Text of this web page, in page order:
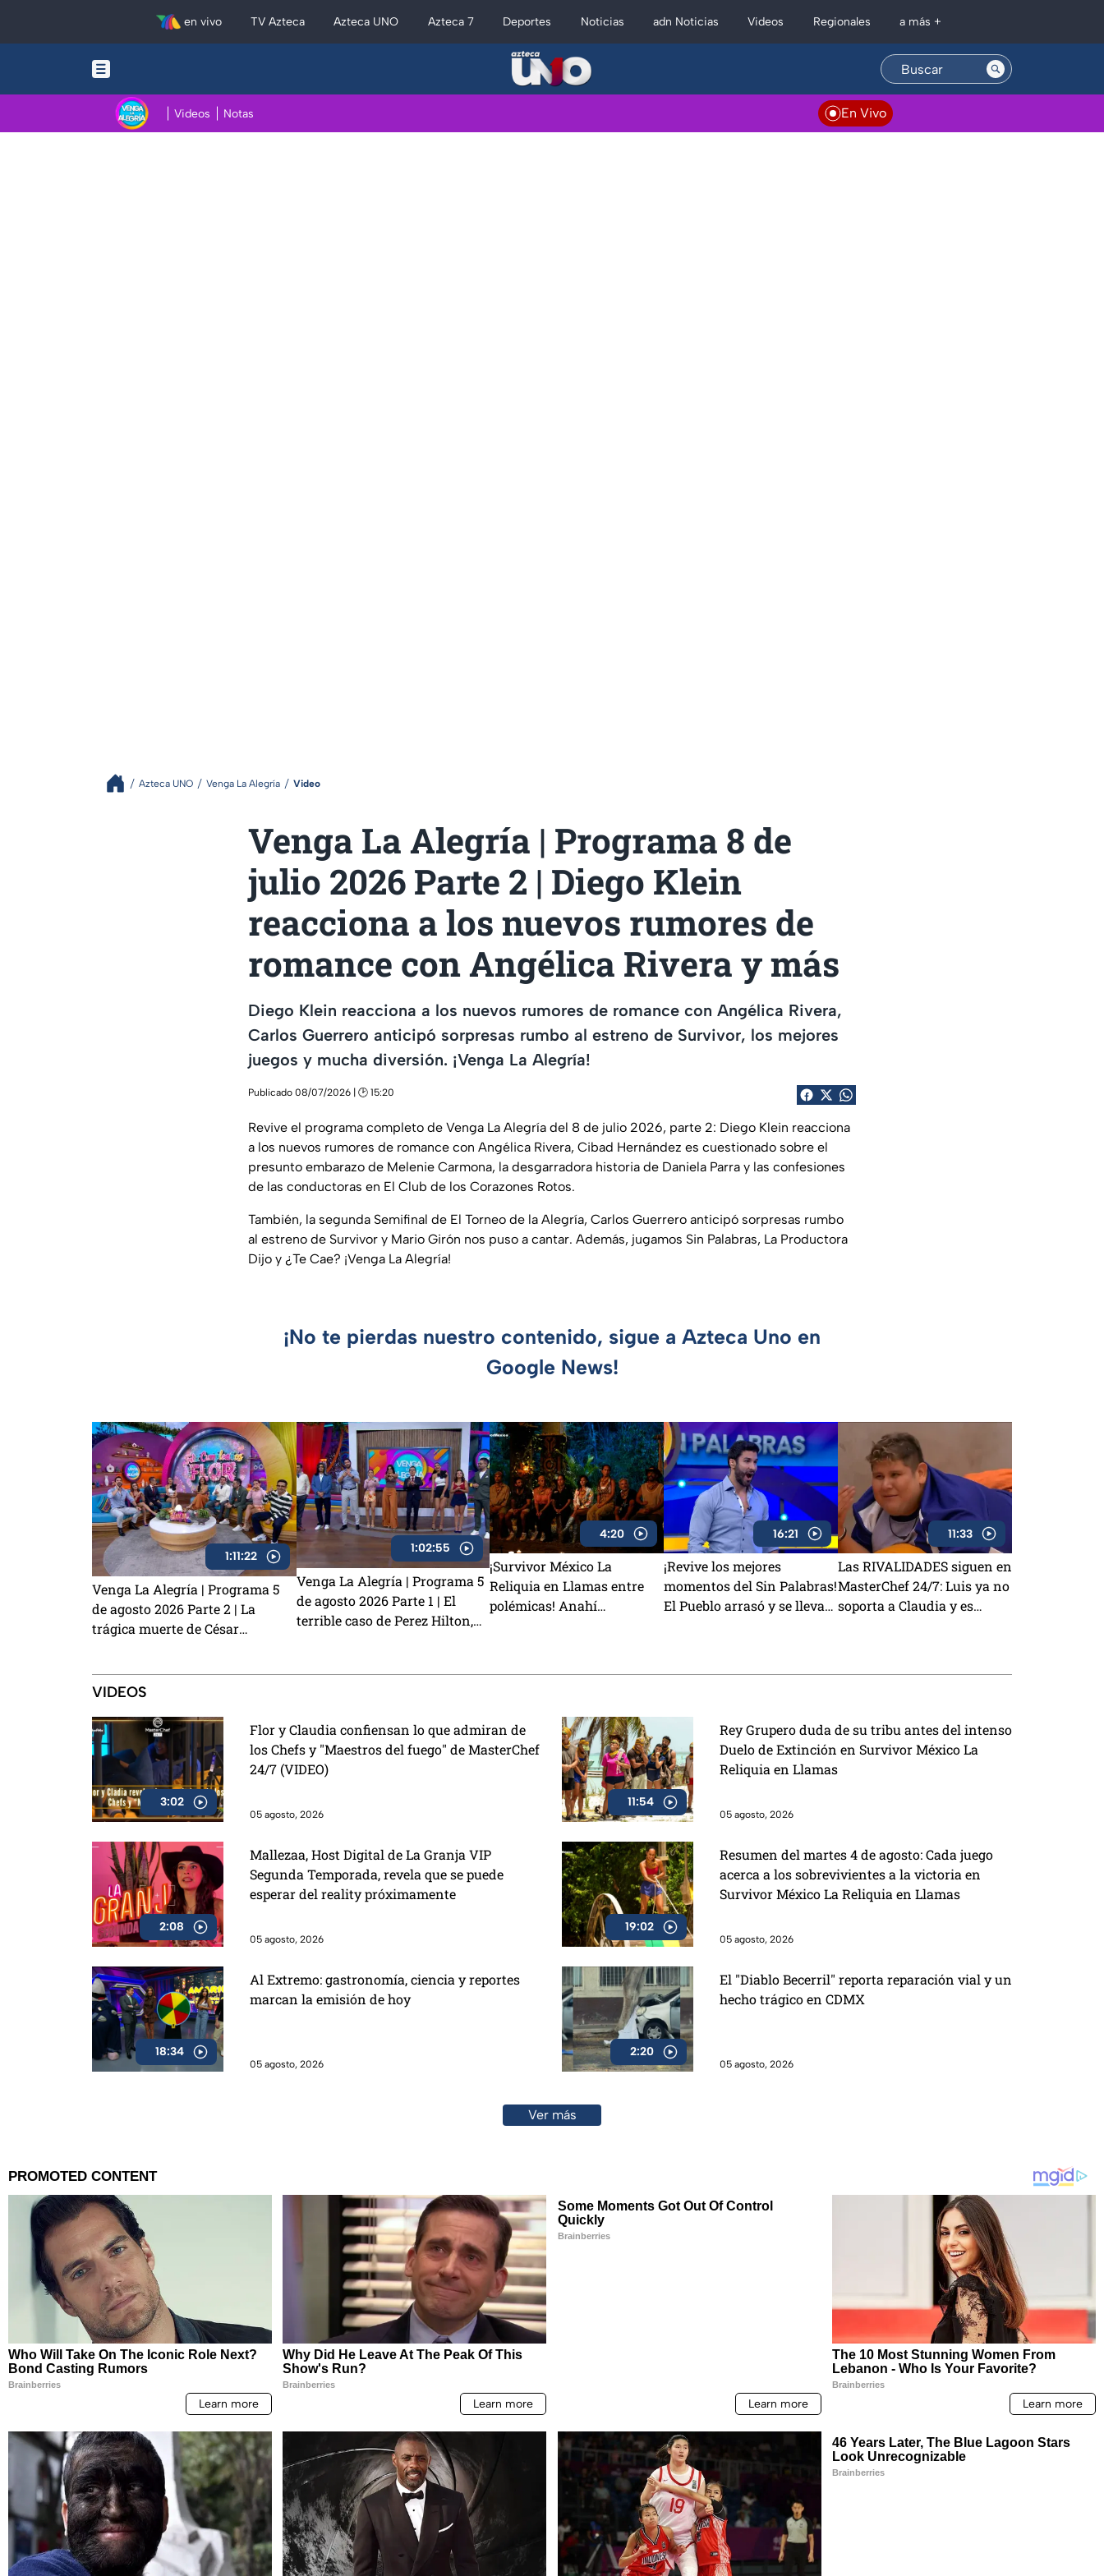
en vivo TV Azteca Azteca UNO Azteca 7 Deportes Noticias adn Noticias Videos Regionales a más +
Videos Notas En Vivo
Azteca UNO Venga La Alegría Video
Venga La Alegría | Programa 8 de
julio 2026 Parte 2 | Diego Klein
reacciona a los nuevos rumores de
romance con Angélica Rivera y más
Diego Klein reacciona a los nuevos rumores de romance con Angélica Rivera,
Carlos Guerrero anticipó sorpresas rumbo al estreno de Survivor, los mejores
juegos y mucha diversión. ¡Venga La Alegría!
Publicado 08/07/2026 | 🕑 15:20
Revive el programa completo de Venga La Alegría del 8 de julio 2026, parte 2: Diego Klein reacciona
a los nuevos rumores de romance con Angélica Rivera, Cibad Hernández es cuestionado sobre el
presunto embarazo de Melenie Carmona, la desgarradora historia de Daniela Parra y las confesiones
de las conductoras en El Club de los Corazones Rotos.
También, la segunda Semifinal de El Torneo de la Alegría, Carlos Guerrero anticipó sorpresas rumbo
al estreno de Survivor y Mario Girón nos puso a cantar. Además, jugamos Sin Palabras, La Productora
Dijo y ¿Te Cae? ¡Venga La Alegría!
¡No te pierdas nuestro contenido, sigue a Azteca Uno en
Google News!
1:11:22
Venga La Alegría | Programa 5
de agosto 2026 Parte 2 | La
trágica muerte de César
de La Granja VIP 2
1:02:55
Venga La Alegría | Programa 5
de agosto 2026 Parte 1 | El
terrible caso de Perez Hilton,
de Charlie Zaa
4:20
¡Survivor México La
Reliquia en Llamas entre
polémicas! Anahí
16:21
¡Revive los mejores
momentos del Sin Palabras!
El Pueblo arrasó y se lleva
11:33
Las RIVALIDADES siguen en
MasterChef 24/7: Luis ya no
soporta a Claudia y es
VIDEOS
3:02
Flor y Claudia confiensan lo que admiran de
los Chefs y "Maestros del fuego" de MasterChef
24/7 (VIDEO)
05 agosto, 2026
11:54
Rey Grupero duda de su tribu antes del intenso
Duelo de Extinción en Survivor México La
Reliquia en Llamas
05 agosto, 2026
2:08
Mallezaa, Host Digital de La Granja VIP
Segunda Temporada, revela que se puede
esperar del reality próximamente
05 agosto, 2026
19:02
Resumen del martes 4 de agosto: Cada juego
acerca a los sobrevivientes a la victoria en
Survivor México La Reliquia en Llamas
05 agosto, 2026
18:34
Al Extremo: gastronomía, ciencia y reportes
marcan la emisión de hoy
05 agosto, 2026
2:20
El "Diablo Becerril" reporta reparación vial y un
hecho trágico en CDMX
05 agosto, 2026
Ver más